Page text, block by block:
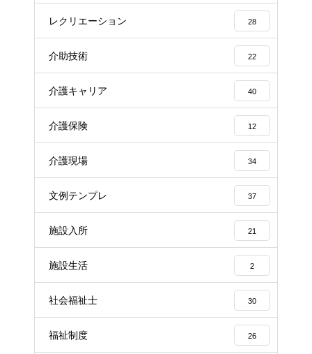
レクリエーション 28
介助技術 22
介護キャリア 40
介護保険 12
介護現場 34
文例テンプレ 37
施設入所 21
施設生活 2
社会福祉士 30
福祉制度 26